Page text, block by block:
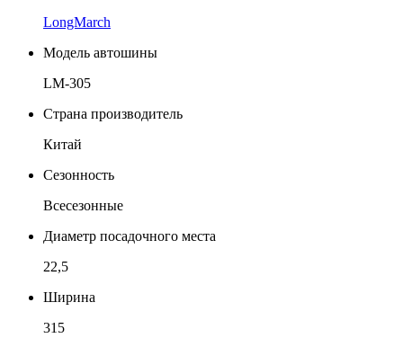
LongMarch
Модель автошины
LM-305
Страна производитель
Китай
Сезонность
Всесезонные
Диаметр посадочного места
22,5
Ширина
315